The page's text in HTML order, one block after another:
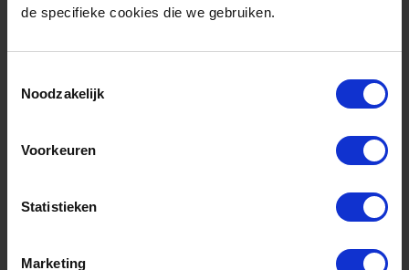
de specifieke cookies die we gebruiken.
Noodzakelijk
Voorkeuren
Statistieken
Marketing
Opening New Energy Forum
2026